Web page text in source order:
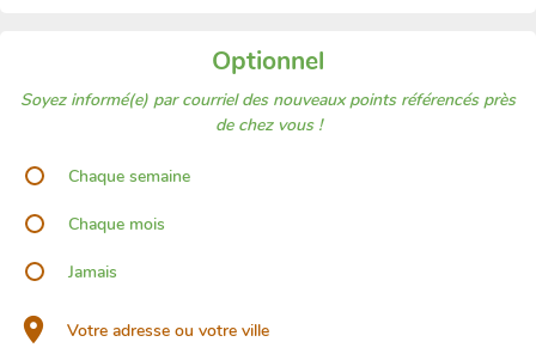
Optionnel
Soyez informé(e) par courriel des nouveaux points référencés près
de chez vous !
Chaque semaine
Chaque mois
Jamais
Votre adresse ou votre ville